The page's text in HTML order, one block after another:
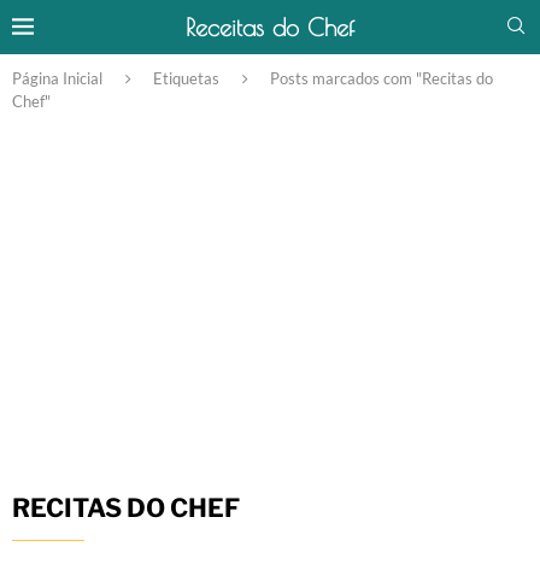
Receitas do Chef
Página Inicial Etiquetas
Posts marcados com "Recitas do
Chef"
RECITAS DO CHEF